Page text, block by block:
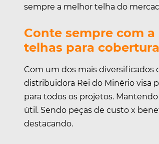
sempre a melhor telha do
Conte sempre com
telhas para
Com um dos mais diversificados
distribuidora Rei do Minério visa
para todos os projetos.
útil. Sendo peças de custo x
destacando.